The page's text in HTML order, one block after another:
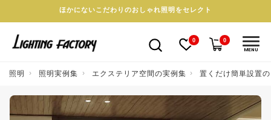
ほかにないこだわりのおしゃれ照明をセレクト
0 0
MENU
照明 照明実例集 エクステリア空間の実例集 置くだけ簡単設置